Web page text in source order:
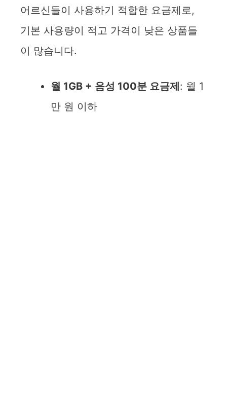
어르신들이 사용하기 적합한 요금제로,
기본 사용량이 적고 가격이 낮은 상품들
이 많습니다.
월 1GB + 음성 100분 요금제: 월 1
만 원 이하